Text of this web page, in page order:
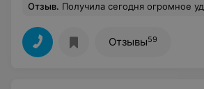
Отзыв. Получила сегодня огромное удовольствие от знакомства с косметологом Натальей.
Отзывы59